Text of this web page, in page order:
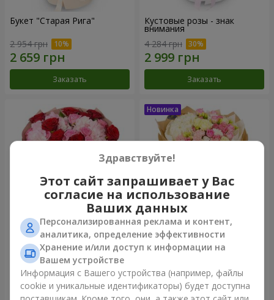
Букет "Старая Рига"
2 954 грн
Заказать
Кустовые розы - знак
внимания
4 284 грн
Заказать
Букет "Очарование роз и
гортензий"
3 513 грн
Заказать
Букет "Лайза"
Заказать
Здравствуйте!
Этот сайт запрашивает у Вас
согласие на использование
Ваших данных
Персонализированная реклама и контент,
аналитика, определение эффективности
Хранение и/или доступ к информации на
Вашем устройстве
Информация с Вашего устройства (например, файлы
cookie и уникальные идентификаторы) будет доступна